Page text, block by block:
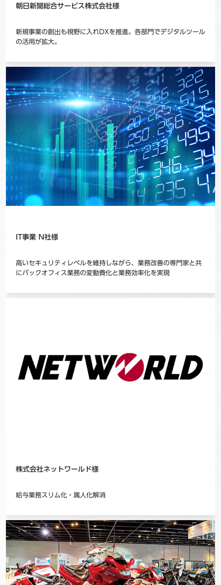
朝日新聞総合サービス株式会社様
新規事業の創出も視野に入れDXを推進。各部門でデジタルツール
の活用が拡大。
IT事業 N社様
高いセキュリティレベルを維持しながら、業務改善の専門家と共
にバックオフィス業務の変動費化と業務効率化を実現
株式会社ネットワールド様
給与業務スリム化・属人化解消